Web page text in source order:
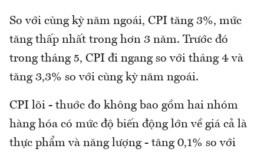
So với cùng kỳ năm ngoái, CPI tăng 3%, mức
tăng thấp nhất trong hơn 3 năm. Trước đó
trong tháng 5, CPI đi ngang so với tháng 4 và
tăng 3,3% so với cùng kỳ năm ngoái.
CPI lõi - thuớc đo không bao gồm hai nhóm
hàng hóa có mức độ biến động lớn về giá cả là
thực phẩm và năng lượng - tăng 0,1% so với